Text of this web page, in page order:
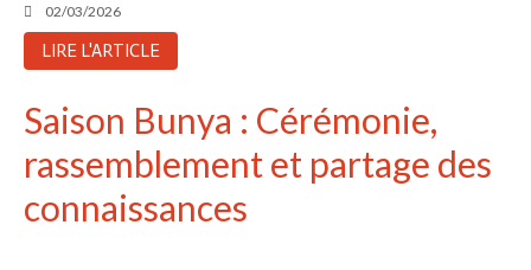
02/03/2026
LIRE L'ARTICLE
Saison Bunya : Cérémonie,
rassemblement et partage des
connaissances